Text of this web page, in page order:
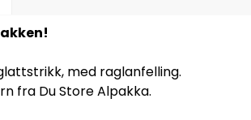
med raglanfelling.
fra Du Store Alpakka.